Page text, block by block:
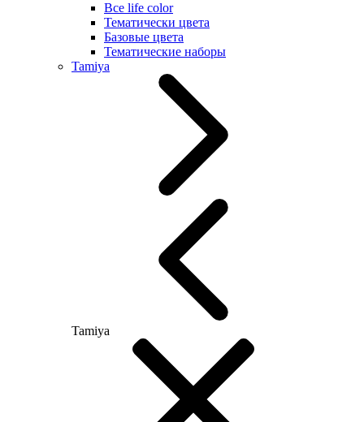
Все life color
Тематически цвета
Базовые цвета
Тематические наборы
Tamiya
Tamiya